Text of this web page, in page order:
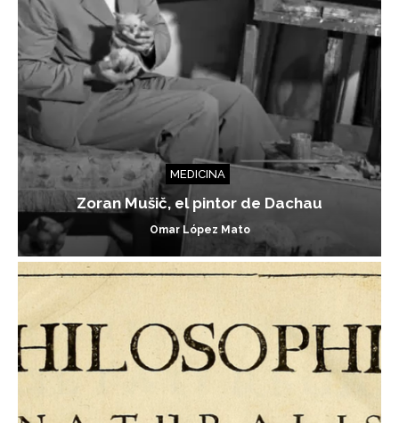
MEDICINA
Zoran Mušič, el pintor de Dachau
Omar López Mato